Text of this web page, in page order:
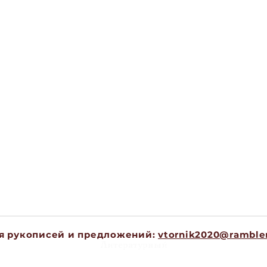
рукописей и предложений: